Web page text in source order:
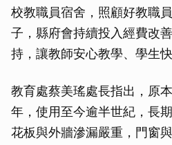
校教職員宿舍，照顧好教職
子，縣府會持續投入經費改
持，讓教師安心教學、學生快
教育處蔡美瑤處長指出，原
年，使用至今逾半世紀，長
花板與外牆滲漏嚴重，門窗